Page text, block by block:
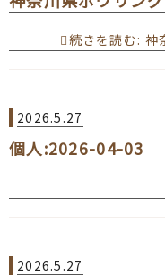
続きを読む: 神
2026.5.27
個人:2026-04-03
2026.5.27